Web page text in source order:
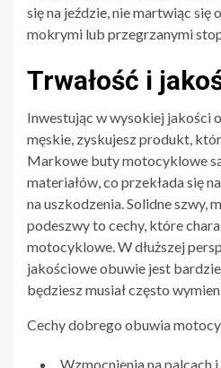
się na jeździe, nie martwiąc
mokrymi lub przegrzanymi
Trwałość i
Inwestując w wysokiej jakości
męskie, zyskujesz produkt,
Markowe buty motocyklowe
materiałów, co przekłada się
na uszkodzenia. Solidne szwy,
podeszwy to cechy, które
motocyklowe. W dłuższej
jakościowe obuwie jest
będziesz musiał często
Cechy dobrego obuwia
Wzmocnienia na palcach